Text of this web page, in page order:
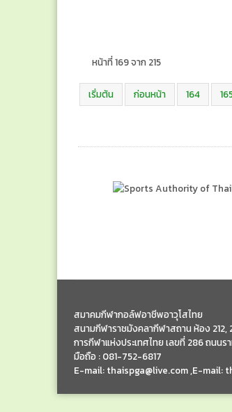
หน้าที่ 169 จาก 215
เริ่มต้น ก่อนหน้า 164
สมาคมกีฬากอล์ฟอาชีพอาวุโสไทย
สนามกีฬาราชมังคลากีฬาสถาน ห้อง 212,
การกีฬาแห่งประเทศไทย เลขที่ 286 ถนน
มือถือ : 081-752-6817
E-mail: thaispga@live.com ,E-mail: